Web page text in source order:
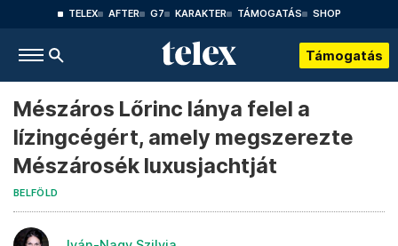
TELEX AFTER G7 KARAKTER TÁMOGATÁS SHOP
Támogatás
Mészáros Lőrinc lánya felel a
lízingcégért, amely megszerezte
Mészárosék luxusjachtját
BELFÖLD